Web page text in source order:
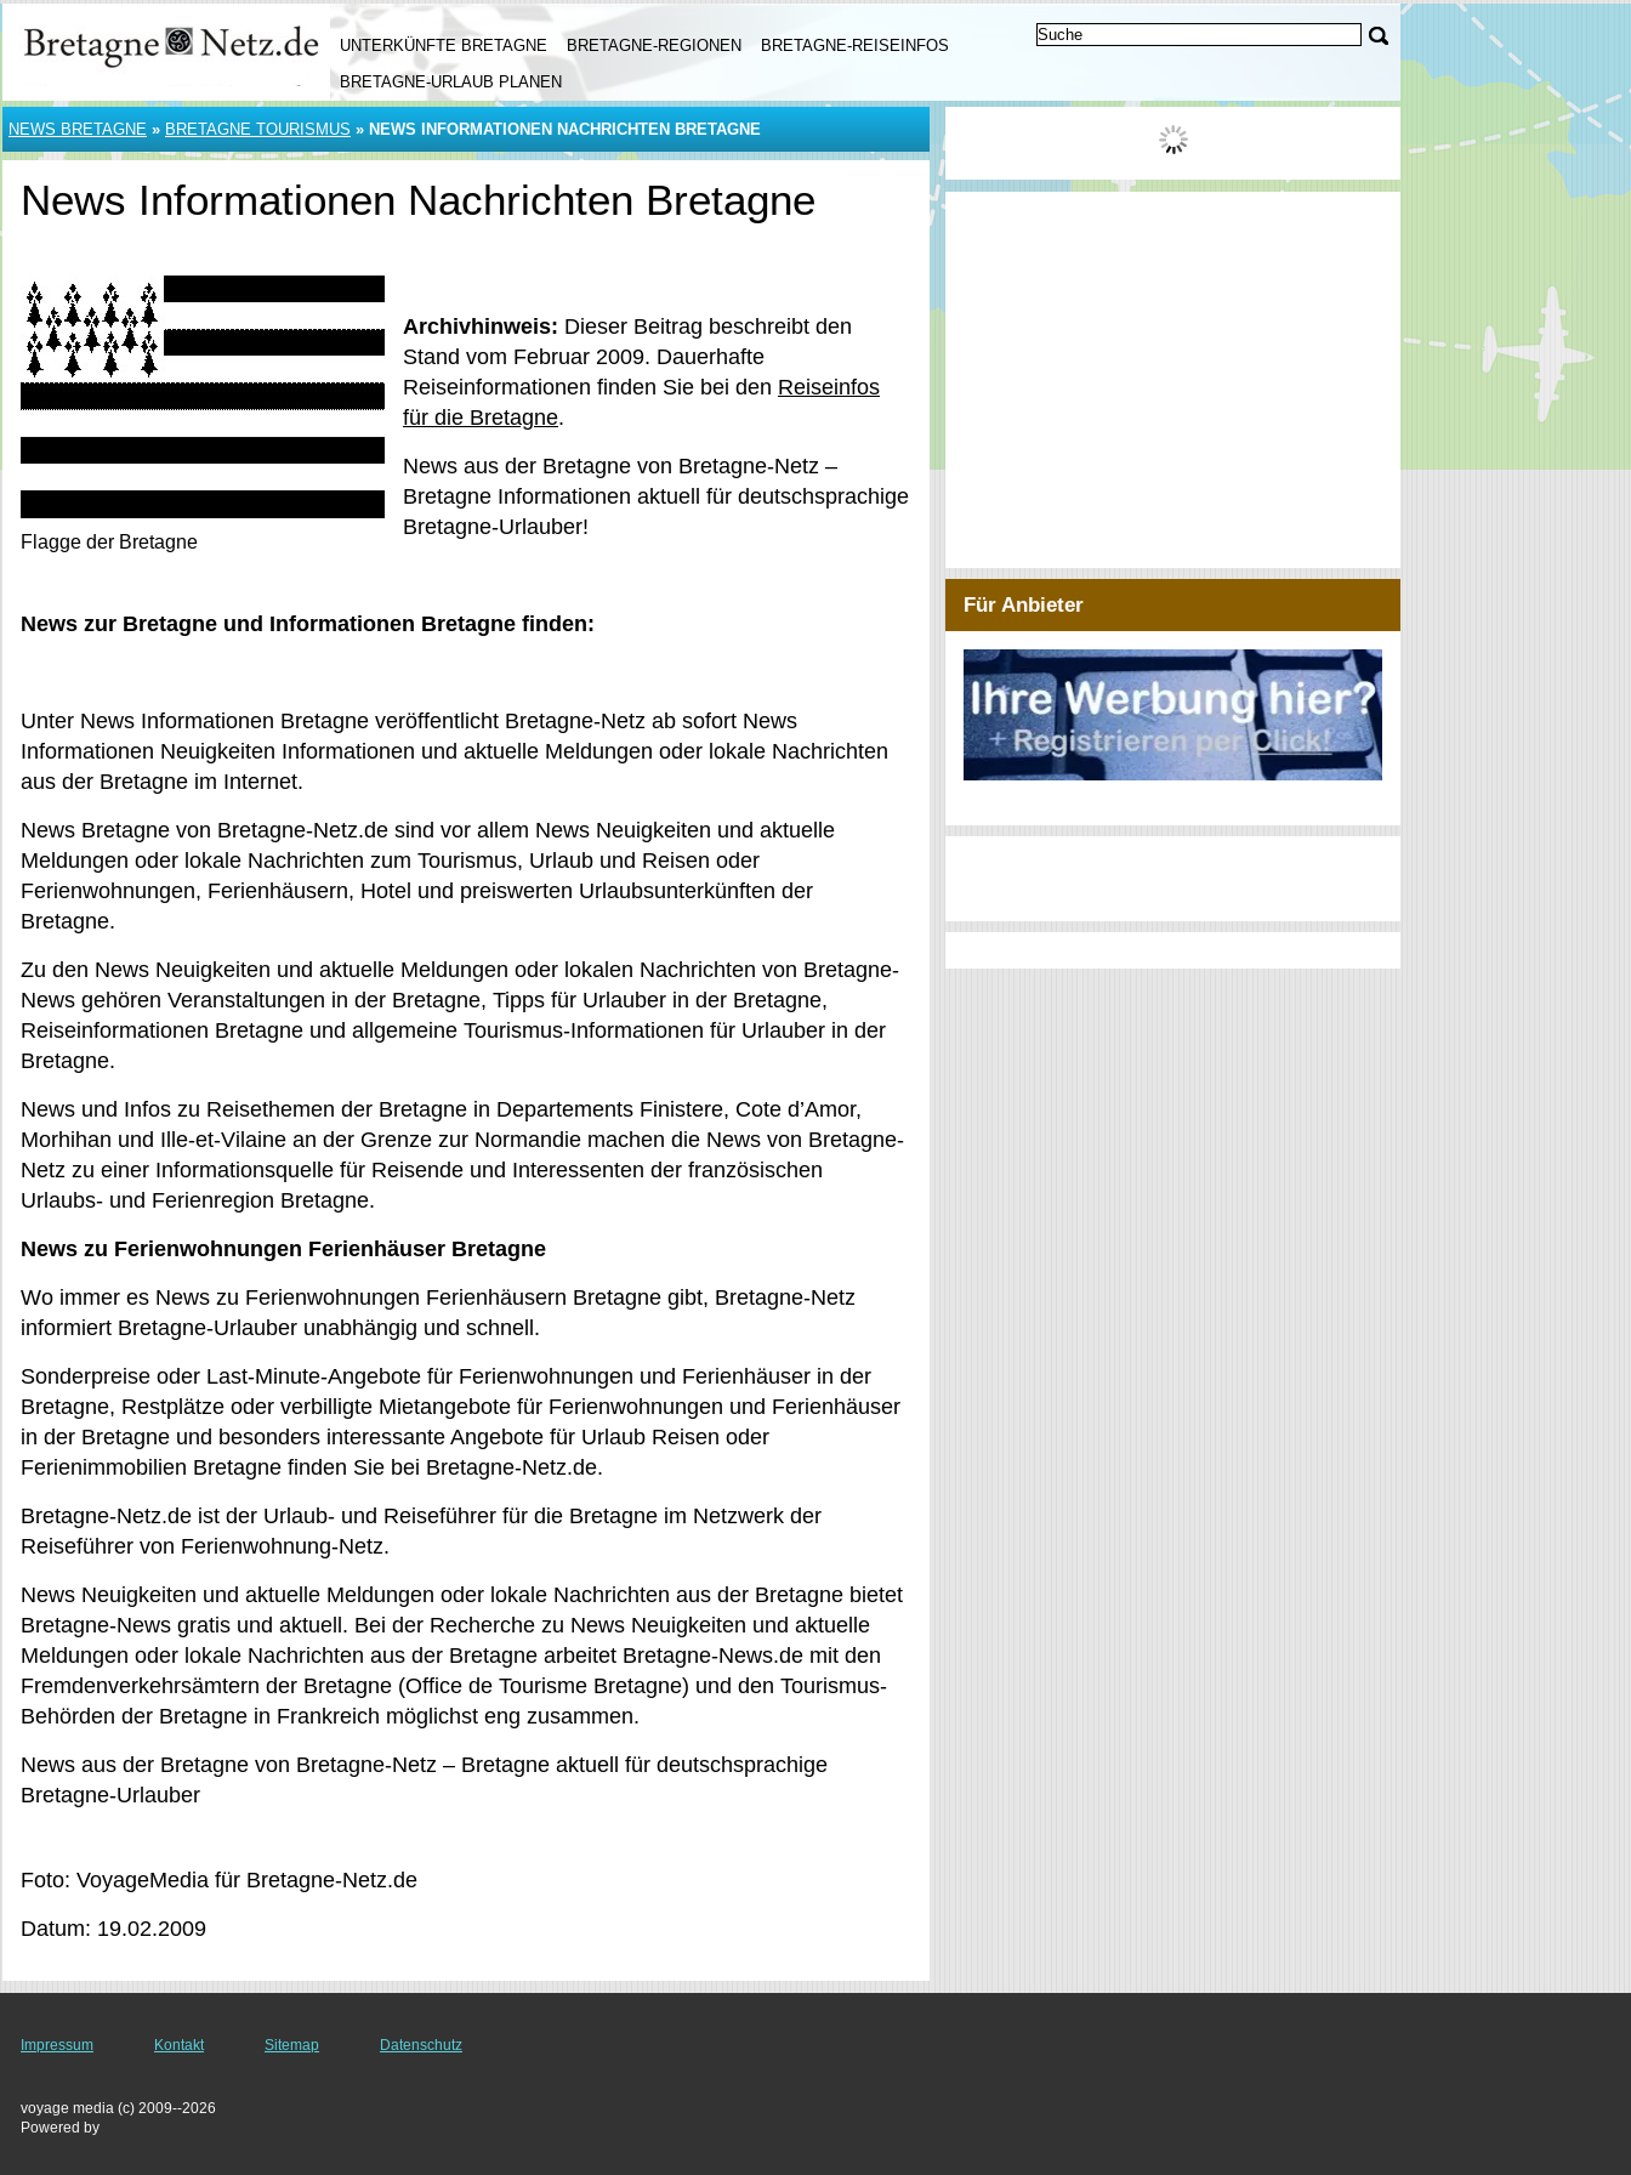
UNTERKÜNFTE BRETAGNE BRETAGNE-REGIONEN
BRETAGNE-REISEINFOS
BRETAGNE-URLAUB PLANEN
NEWS BRETAGNE » BRETAGNE TOURISMUS » NEWS INFORMATIONEN NACHRICHTEN BRETAGNE
News Informationen Nachrichten Bretagne
Flagge der Bretagne
Archivhinweis: Dieser Beitrag beschreibt den
Stand vom Februar 2009. Dauerhafte
Reiseinformationen finden Sie bei den Reiseinfos
für die Bretagne.
News aus der Bretagne von Bretagne-Netz –
Bretagne Informationen aktuell für deutschsprachige
Bretagne-Urlauber!
News zur Bretagne und Informationen Bretagne finden:
Unter News Informationen Bretagne veröffentlicht Bretagne-Netz ab sofort News
Informationen Neuigkeiten Informationen und aktuelle Meldungen oder lokale Nachrichten
aus der Bretagne im Internet.
News Bretagne von Bretagne-Netz.de sind vor allem News Neuigkeiten und aktuelle
Meldungen oder lokale Nachrichten zum Tourismus, Urlaub und Reisen oder
Ferienwohnungen, Ferienhäusern, Hotel und preiswerten Urlaubsunterkünften der
Bretagne.
Zu den News Neuigkeiten und aktuelle Meldungen oder lokalen Nachrichten von Bretagne-
News gehören Veranstaltungen in der Bretagne, Tipps für Urlauber in der Bretagne,
Reiseinformationen Bretagne und allgemeine Tourismus-Informationen für Urlauber in der
Bretagne.
News und Infos zu Reisethemen der Bretagne in Departements Finistere, Cote d’Amor,
Morhihan und Ille-et-Vilaine an der Grenze zur Normandie machen die News von Bretagne-
Netz zu einer Informationsquelle für Reisende und Interessenten der französischen
Urlaubs- und Ferienregion Bretagne.
News zu Ferienwohnungen Ferienhäuser Bretagne
Wo immer es News zu Ferienwohnungen Ferienhäusern Bretagne gibt, Bretagne-Netz
informiert Bretagne-Urlauber unabhängig und schnell.
Sonderpreise oder Last-Minute-Angebote für Ferienwohnungen und Ferienhäuser in der
Bretagne, Restplätze oder verbilligte Mietangebote für Ferienwohnungen und Ferienhäuser
in der Bretagne und besonders interessante Angebote für Urlaub Reisen oder
Ferienimmobilien Bretagne finden Sie bei Bretagne-Netz.de.
Bretagne-Netz.de ist der Urlaub- und Reiseführer für die Bretagne im Netzwerk der
Reiseführer von Ferienwohnung-Netz.
News Neuigkeiten und aktuelle Meldungen oder lokale Nachrichten aus der Bretagne bietet
Bretagne-News gratis und aktuell. Bei der Recherche zu News Neuigkeiten und aktuelle
Meldungen oder lokale Nachrichten aus der Bretagne arbeitet Bretagne-News.de mit den
Fremdenverkehrsämtern der Bretagne (Office de Tourisme Bretagne) und den Tourismus-
Behörden der Bretagne in Frankreich möglichst eng zusammen.
News aus der Bretagne von Bretagne-Netz – Bretagne aktuell für deutschsprachige
Bretagne-Urlauber
Foto: VoyageMedia für Bretagne-Netz.de
Datum: 19.02.2009
Für Anbieter
Impressum Kontakt Sitemap Datenschutz
voyage media (c) 2009--2026
Powered by